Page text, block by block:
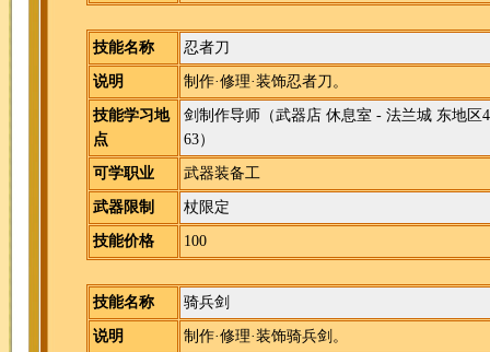
技能名称 忍者刀
说明 制作·修理·装饰忍者刀。
技能学习地
点
剑制作导师 （武器店 休息室 - 法兰城 东地区
63）
可学职业 武器装备工
武器限制 杖限定
技能价格 100
技能名称 骑兵剑
说明 制作·修理·装饰骑兵剑。